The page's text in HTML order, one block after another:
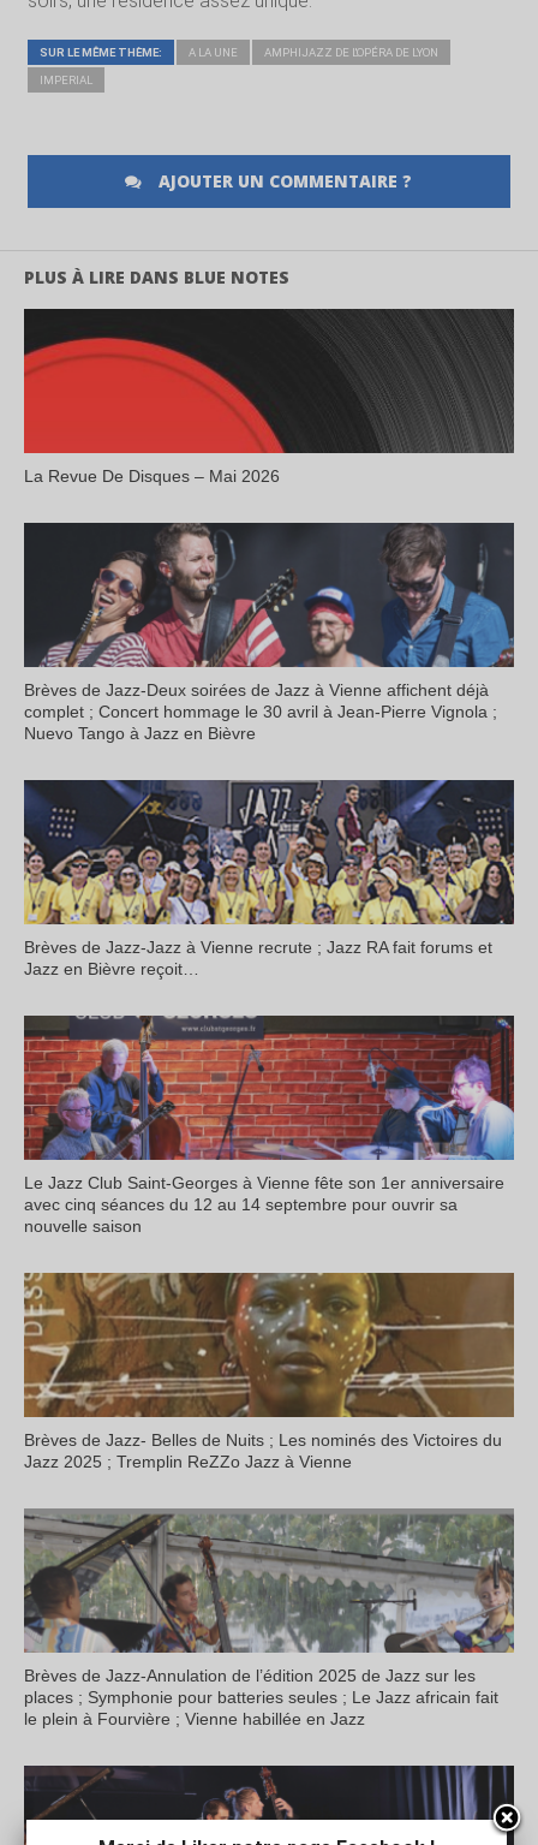
SUR LE MÊME THÈME: A LA UNE AMPHIJAZZ DE L'OPÉRA DE LYON
IMPERIAL
AJOUTER UN COMMENTAIRE ?
PLUS À LIRE DANS BLUE NOTES
La Revue De Disques – Mai 2026
Brèves de Jazz-Deux soirées de Jazz à Vienne affichent déjà
complet ; Concert hommage le 30 avril à Jean-Pierre Vignola ;
Nuevo Tango à Jazz en Bièvre
Brèves de Jazz-Jazz à Vienne recrute ; Jazz RA fait forums et
Jazz en Bièvre reçoit…
Le Jazz Club Saint-Georges à Vienne fête son 1er anniversaire
avec cinq séances du 12 au 14 septembre pour ouvrir sa
nouvelle saison
Brèves de Jazz- Belles de Nuits ; Les nominés des Victoires du
Jazz 2025 ; Tremplin ReZZo Jazz à Vienne
Brèves de Jazz-Annulation de l’édition 2025 de Jazz sur les
places ; Symphonie pour batteries seules ; Le Jazz africain fait
le plein à Fourvière ; Vienne habillée en Jazz